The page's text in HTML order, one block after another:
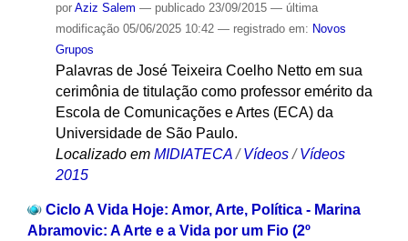
por Aziz Salem — publicado23/09/2015 — última
modificação05/06/2025 10:42 — registrado em: Novos
Grupos
Palavras de José Teixeira Coelho Netto em sua
cerimônia de titulação como professor emérito da
Escola de Comunicações e Artes (ECA) da
Universidade de São Paulo.
Localizado em MIDIATECA /Vídeos /Vídeos
2015
Ciclo A Vida Hoje: Amor, Arte, Política - Marina
Abramovic: A Arte e a Vida por um Fio (2º